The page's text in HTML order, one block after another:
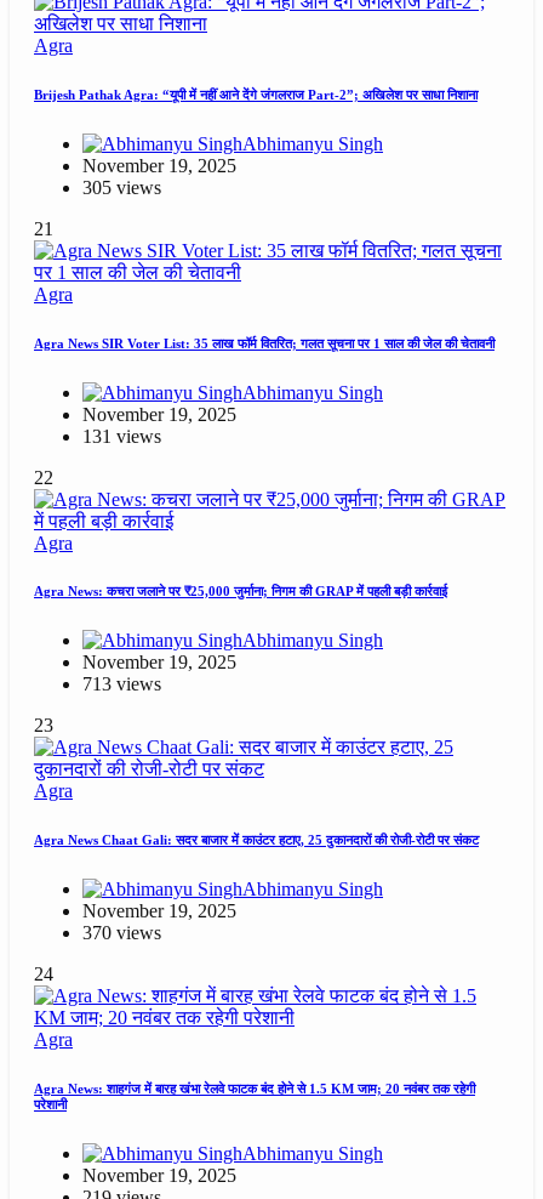
Agra
Brijesh Pathak Agra: “यूपी में नहीं आने देंगे जंगलराज Part-2”; अखिलेश पर साधा निशाना
Abhimanyu Singh
November 19, 2025
305 views
21
Agra
Agra News SIR Voter List: 35 लाख फॉर्म वितरित; गलत सूचना पर 1 साल की जेल की चेतावनी
Abhimanyu Singh
November 19, 2025
131 views
22
Agra
Agra News: कचरा जलाने पर ₹25,000 जुर्माना; निगम की GRAP में पहली बड़ी कार्रवाई
Abhimanyu Singh
November 19, 2025
713 views
23
Agra
Agra News Chaat Gali: सदर बाजार में काउंटर हटाए, 25 दुकानदारों की रोजी-रोटी पर संकट
Abhimanyu Singh
November 19, 2025
370 views
24
Agra
Agra News: शाहगंज में बारह खंभा रेलवे फाटक बंद होने से 1.5 KM जाम; 20 नवंबर तक रहेगी
परेशानी
Abhimanyu Singh
November 19, 2025